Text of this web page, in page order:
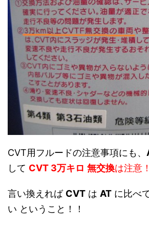
CVT用フルードの注意事項にも、
して CVT 3万キロ 無交換は注意
言い換えれば CVT は AT に比べ
い ということ！！